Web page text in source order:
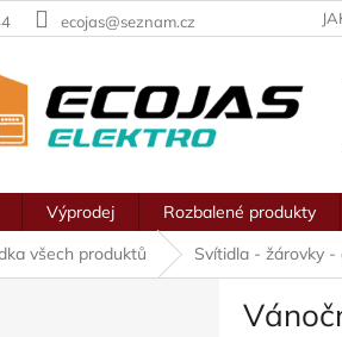
ecojas@seznam.cz
Výprodej Rozbalené produkty
všech produktů Svítidla - žárovky